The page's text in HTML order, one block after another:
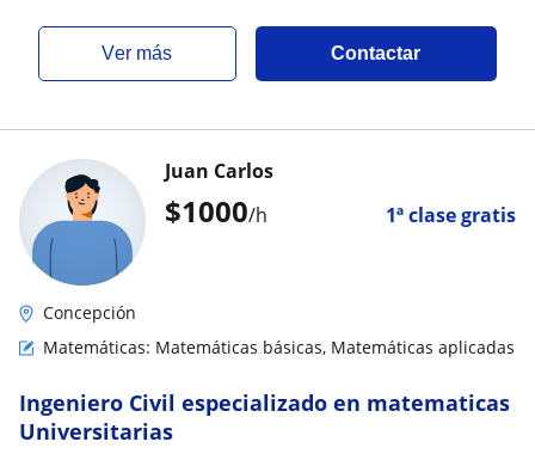
ver más Contactar
$1000/h 1ª clase gratis
Juan Carlos
Concepción
Matemáticas: Matemáticas básicas, Matemáticas aplicadas
Ingeniero Civil especializado en matematicas
Universitarias